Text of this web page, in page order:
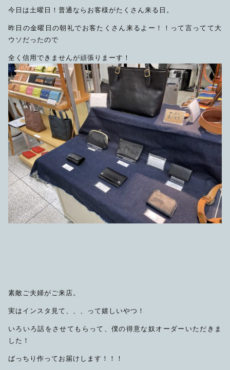
今日は土曜日！普通ならお客様がたくさん来る日。
昨日の金曜日の朝礼でお客たくさん来るよー！！って言ってて大
ウソだったので
全く信用できませんが頑張りまーす！
素敵ご夫婦がご来店。
実はインスタ見て、、、って嬉しいやつ！
いろいろ話をさせてもらって、僕の得意な奴オーダーいただきま
した！
ばっちり作ってお届けします！！！
アクセサリー
【Italy】
限定品
メンテナンス
アパレル・ステッカー
その他
在庫あり セール